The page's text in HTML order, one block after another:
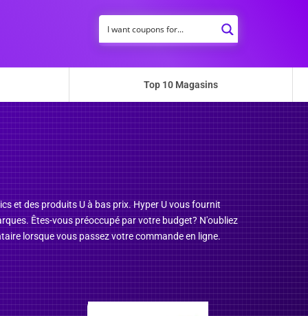
Top 10 Magasins
et des produits U à bas prix. Hyper U vous fournit
Êtes-vous préoccupé par votre budget? N'oubliez
lorsque vous passez votre commande en ligne.